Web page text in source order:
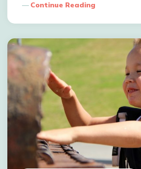
Continue Reading